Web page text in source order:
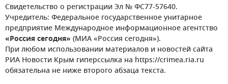
Свидетельство о регистрации Эл № ФС77-57640.
Учредитель: Федеральное государственное унитарное
предприятие Международное информационное агентство
«Россия сегодня» (МИА «Россия сегодня»).
При любом использовании материалов и новостей сайта
РИА Новости Крым гиперссылка на https://crimea.ria.ru
обязательна не ниже второго абзаца текста.